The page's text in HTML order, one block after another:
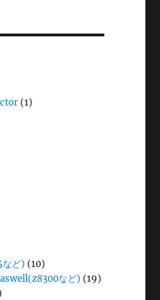
(1)
ど) (10)
など) (19)